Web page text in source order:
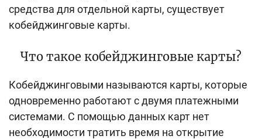
средства для отдельной карты, существует
кобейджинговые карты.
Что такое кобейджинговые карты?
Кобейджинговыми называются карты, которые
одновременно работают с двумя платежными
системами. С помощью данных карт нет
необходимости тратить время на открытие